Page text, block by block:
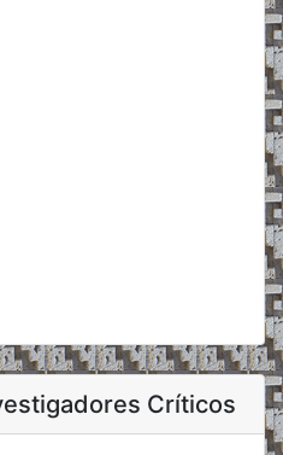
Críticos